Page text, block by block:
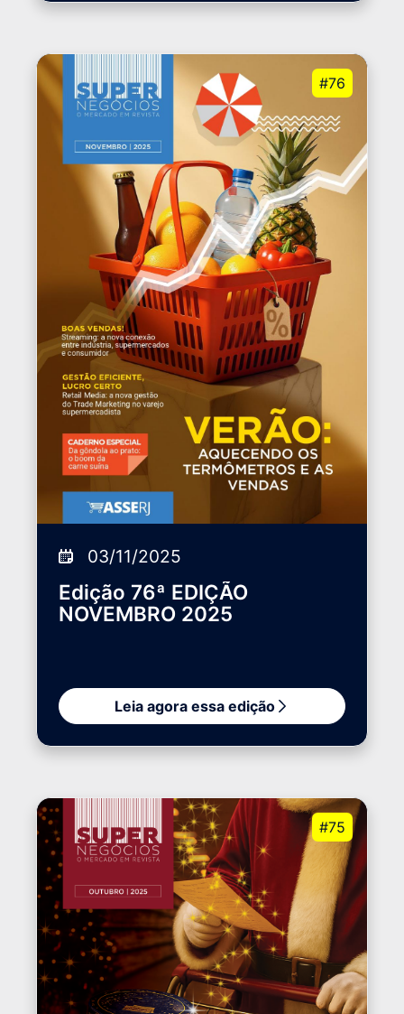
#76
03/11/2025
Edição 76ª EDIÇÃO
NOVEMBRO 2025
Leia agora essa edição
#75